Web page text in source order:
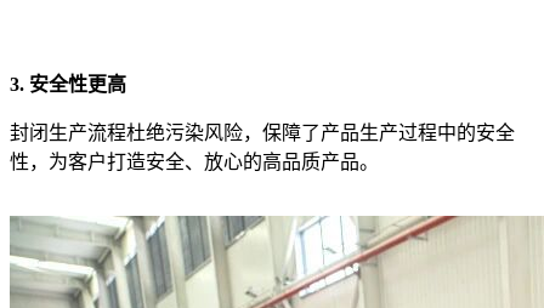
3. 安全性更高
封闭生产流程杜绝污染风险，保障了产品生产过程中的安全
性，为客户打造安全、放心的高品质产品。